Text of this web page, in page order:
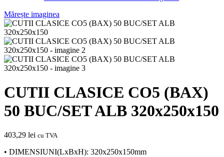
Mărește imaginea
CUTII CLASICE CO5 (BAX)
50 BUC/SET ALB 320x250x150
403,29 lei cu TVA
• DIMENSIUNI(LxBxH): 320x250x150mm